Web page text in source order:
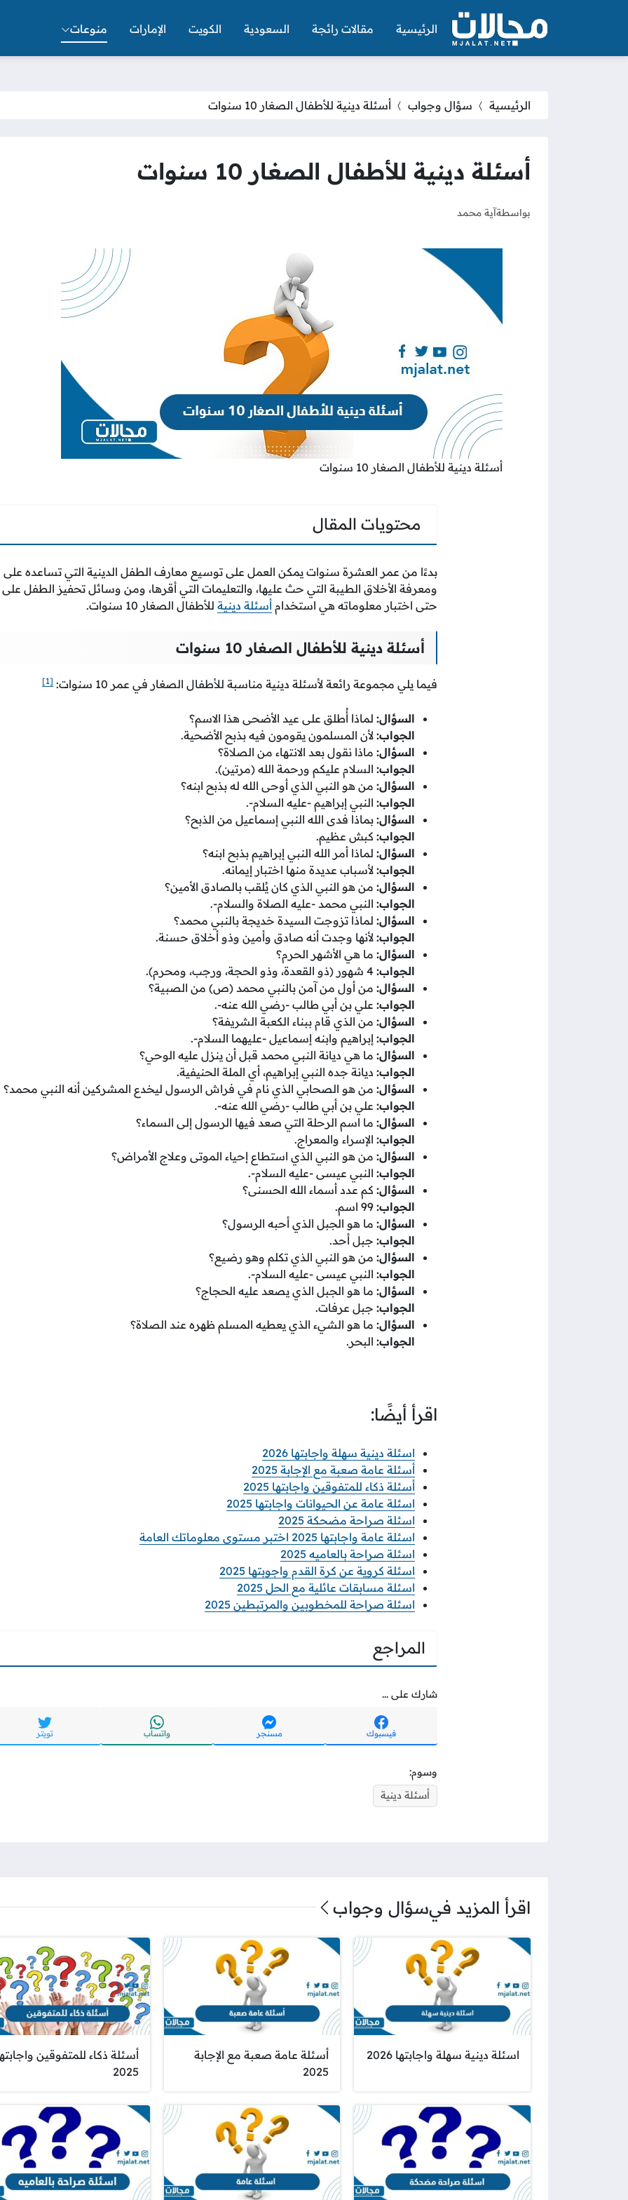
الرئيسية مقالات رائجة السعودية الكويت الإمارات منوعات
الرئيسية سؤال وجواب أسئلة دينية للأطفال الصغار 10 سنوات
أسئلة دينية للأطفال الصغار 10 سنوات
بواسطةآية محمد
أسئلة دينية للأطفال الصغار 10 سنوات
محتويات المقال
بدءًا من عمر العشرة سنوات يمكن العمل على توسيع معارف الطفل الدينية التي تساعده على
ومعرفة الأخلاق الطيبة التي حث عليها، والتعليمات التي أقرها، ومن وسائل تحفيز الطفل على
حتى اختبار معلوماته هي استخدام أسئلة دينية للأطفال الصغار 10 سنوات.
أسئلة دينية للأطفال الصغار 10 سنوات
فيما يلي مجموعة رائعة لأسئلة دينية مناسبة للأطفال الصغار في عمر 10 سنوات: [1]
السؤال: لماذا أُطلق على عيد الأضحى هذا الاسم؟
الجواب: لأن المسلمون يقومون فيه بذبح الأضحية.
السؤال: ماذا نقول بعد الانتهاء من الصلاة؟
الجواب: السلام عليكم ورحمة الله (مرتين).
السؤال: من هو النبي الذي أوحى الله له بذبح ابنه؟
الجواب: النبي إبراهيم -عليه السلام-.
السؤال: بماذا فدى الله النبي إسماعيل من الذبح؟
الجواب: كبش عظيم.
السؤال: لماذا أمر الله النبي إبراهيم بذبح ابنه؟
الجواب: لأسباب عديدة منها اختبار إيمانه.
السؤال: من هو النبي الذي كان يُلقب بالصادق الأمين؟
الجواب: النبي محمد -عليه الصلاة والسلام-.
السؤال: لماذا تزوجت السيدة خديجة بالنبي محمد؟
الجواب: لأنها وجدت أنه صادق وأمين وذو أخلاق حسنة.
السؤال: ما هي الأشهر الحرم؟
الجواب:
السؤال: من أول من آمن بالنبي محمد (ص) من الصبية؟
الجواب: علي بن أبي طالب -رضي الله عنه-.
السؤال: من الذي قام ببناء الكعبة الشريفة؟
الجواب: إبراهيم وابنه إسماعيل -عليهما السلام-.
السؤال: ما هي ديانة النبي محمد قبل أن ينزل عليه الوحي؟
الجواب: ديانة جده النبي إبراهيم، أي الملة الحنيفية.
السؤال: من هو الصحابي الذي نام في فراش الرسول ليخدع المشركين أنه النبي محمد؟
الجواب: علي بن أبي طالب -رضي الله عنه-.
السؤال: ما اسم الرحلة التي صعد فيها الرسول إلى السماء؟
الجواب: الإسراء والمعراج.
السؤال: من هو النبي الذي استطاع إحياء الموتى وعلاج الأمراض؟
الجواب: النبي عيسى -عليه السلام-.
السؤال: كم عدد أسماء الله الحسنى؟
الجواب:
السؤال: ما هو الجبل الذي أحبه الرسول؟
الجواب: جبل أحد.
السؤال: من هو النبي الذي تكلم وهو رضيع؟
الجواب: النبي عيسى -عليه السلام-.
السؤال: ما هو الجبل الذي يصعد عليه الحجاج؟
الجواب: جبل عرفات.
السؤال: ما هو الشيء الذي يعطيه المسلم ظهره عند الصلاة؟
الجواب: البحر.
اقرأ أيضًا:
اسئلة دينية سهلة واجابتها 2026
أسئلة عامة صعبة مع الإجابة 2025
أسئلة ذكاء للمتفوقين واجابتها 2025
اسئلة عامة عن الحيوانات واجابتها 2025
اسئلة صراحة مضحكة 2025
اسئلة عامة واجابتها 2025 اختبر مستوى معلوماتك العامة
اسئلة صراحة بالعاميه 2025
اسئلة كروية عن كرة القدم واجوبتها 2025
اسئلة مسابقات عائلية مع الحل 2025
اسئلة صراحة للمخطوبين والمرتبطين 2025
المراجع
شارك على ...
فيسبوك مسنجر واتساب تويتر
وسوم:
أسئلة دينية
اقرأ المزيد فيسؤال وجواب
اسئلة دينية سهلة واجابتها 2026
أسئلة عامة صعبة مع الإجابة
2025
أسئلة ذكاء للمتفوقين
2025